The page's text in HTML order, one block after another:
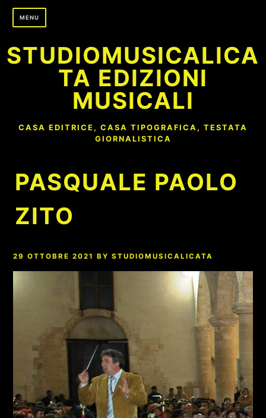
Skip
MENU
STUDIOMUSICALICA
TA EDIZIONI
MUSICALI
CASA EDITRICE, CASA TIPOGRAFICA, TESTATA
GIORNALISTICA
PASQUALE PAOLO
ZITO
29 OTTOBRE 2021 BYSTUDIOMUSICALICATA